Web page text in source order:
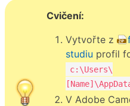
Cvičení:
Vytvořte z
studiu profil
c:\Users\
V Adobe